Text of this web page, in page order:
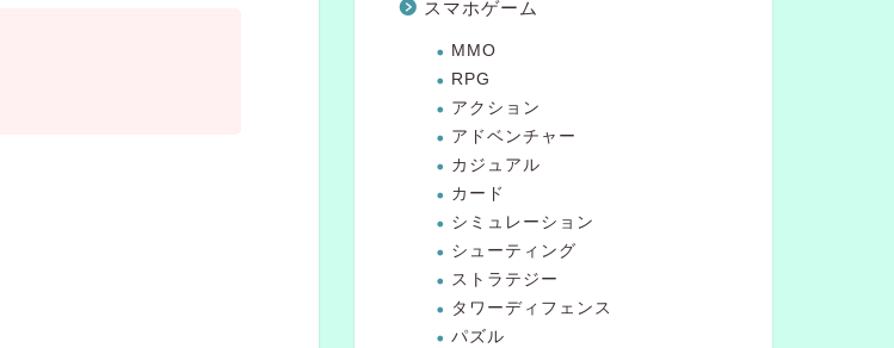
スマホゲーム
MMO
RPG
アクション
アドベンチャー
カジュアル
カード
シミュレーション
シューティング
ストラテジー
タワーディフェンス
パズル